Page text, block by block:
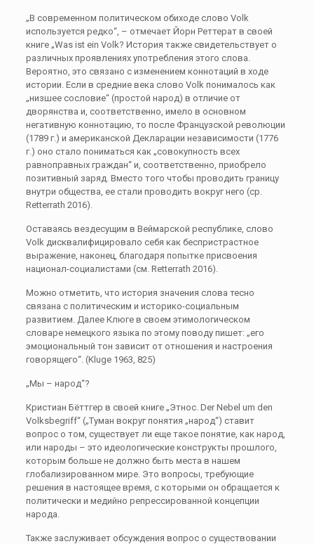
„В современном политическом обиходе слово Volk
используется редко“, – отмечает Йорн Реттерат в своей
книге „Was ist ein Volk? История также свидетельствует о
различных проявлениях употребления этого слова.
Вероятно, это связано с изменением коннотаций в ходе
истории. Если в средние века слово Volk понималось как
„низшее сословие“ (простой народ) в отличие от
дворянства и, соответственно, имело в основном
негативную коннотацию, то после Французской революции
(1789 г.) и американской Декларации независимости (1776
г.) оно стало пониматься как „совокупность всех
равноправных граждан“ и, соответственно, приобрело
позитивный заряд. Вместо того чтобы проводить границу
внутри общества, ее стали проводить вокруг него (ср.
Retterrath 2016).
Оставаясь вездесущим в Веймарской республике, слово
Volk дисквалифицировало себя как беспристрастное
выражение, наконец, благодаря попытке присвоения
национал-социалистами (см. Retterrath 2016).
Можно отметить, что история значения слова тесно
связана с политическим и историко-социальным
развитием. Далее Клюге в своем этимологическом
словаре немецкого языка по этому поводу пишет: „его
эмоциональный тон зависит от отношения и настроения
говорящего“. (Kluge 1963, 825)
„Мы – народ“?
Кристиан Бёттгер в своей книге „Этнос. Der Nebel um den
Volksbegriff“ („Туман вокруг понятия „народ“) ставит
вопрос о том, существует ли еще такое понятие, как народ,
или народы – это идеологические конструкты прошлого,
которым больше не должно быть места в нашем
глобализированном мире. Это вопросы, требующие
решения в настоящее время, с которыми он обращается к
политически и медийно репрессированной концепции
народа.
Также заслуживает обсуждения вопрос о существовании